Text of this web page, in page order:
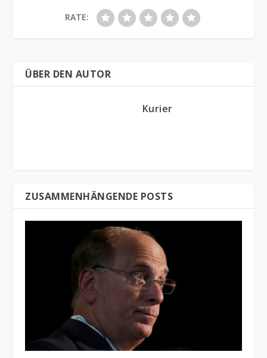
RATE:
ÜBER DEN AUTOR
Kurier
ZUSAMMENHÄNGENDE POSTS